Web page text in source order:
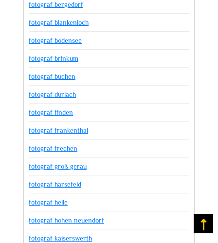
fotograf bergedorf
fotograf blankenloch
fotograf bodensee
fotograf brinkum
fotograf buchen
fotograf durlach
fotograf finden
fotograf frankenthal
fotograf frechen
fotograf groß gerau
fotograf harsefeld
fotograf helle
fotograf hohen neuendorf
fotograf kaiserswerth